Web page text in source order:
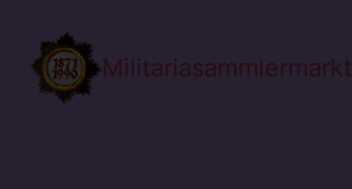
Militariasammlermarkt